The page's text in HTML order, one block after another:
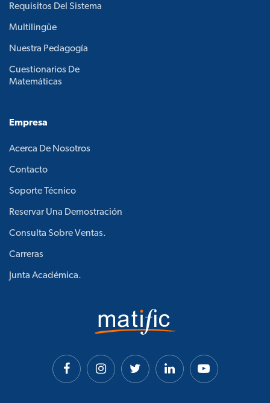
Requisitos Del Sistema
Multilingüe
Nuestra Pedagogía
Cuestionarios De
Matemáticas
Empresa
Acerca De Nosotros
Contacto
Soporte Técnico
Reservar Una Demostración
Consulta Sobre Ventas.
Carreras
Junta Académica.